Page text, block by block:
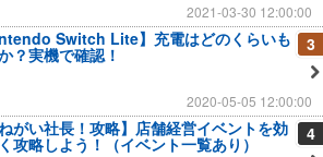
2021-03-30 12:00:00
3
Switch Lite】充電はどのくらいも
？実機で確認！
2020-05-05 12:00:00
4
ねがい社長！攻略】店舗経営イベントを効
攻略しよう！（イベント一覧あり）